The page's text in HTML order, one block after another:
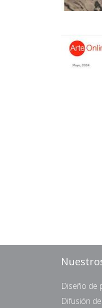
Diseño de
Difusión